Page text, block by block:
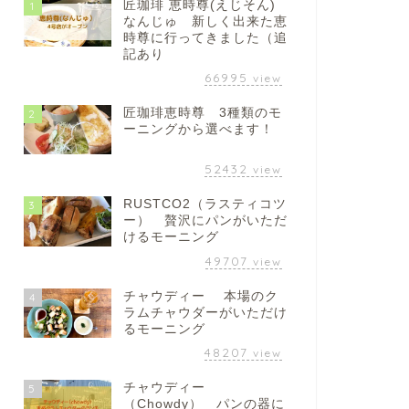
1
匠珈琲 恵時尊(えじそん)
なんじゅ 新しく出来た恵
時尊に行ってきました（追
記あり
66995 view
2
匠珈琲恵時尊 3種類のモ
ーニングから選べます！
52432 view
3
RUSTCO2（ラスティコツ
ー） 贅沢にパンがいただ
けるモーニング
49707 view
4
チャウディー 本場のク
ラムチャウダーがいただけ
るモーニング
48207 view
5
チャウディー
（Chowdy） パンの器に